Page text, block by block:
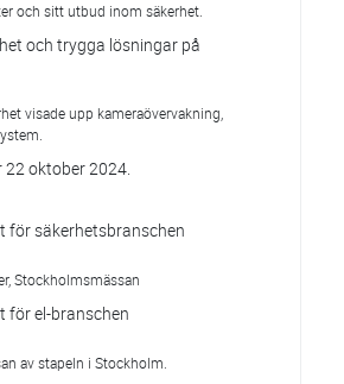
och sitt utbud inom säkerhet.
och trygga lösningar på
visade upp kameraövervakning,
22 oktober 2024.
för säkerhetsbranschen
Stockholmsmässan
för el-branschen
av stapeln i Stockholm.